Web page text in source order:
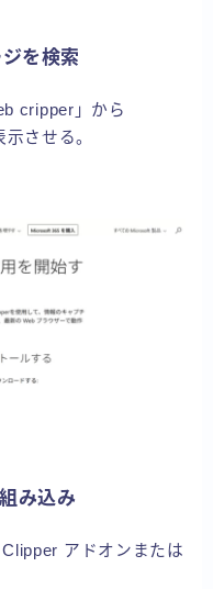
を検索
cripper」から
させる。
み込み
アドオンまたは